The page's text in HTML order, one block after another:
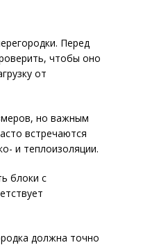
Перед
чтобы оно
от
но важным
встречаются
и теплоизоляции.
блоки с
должна точно